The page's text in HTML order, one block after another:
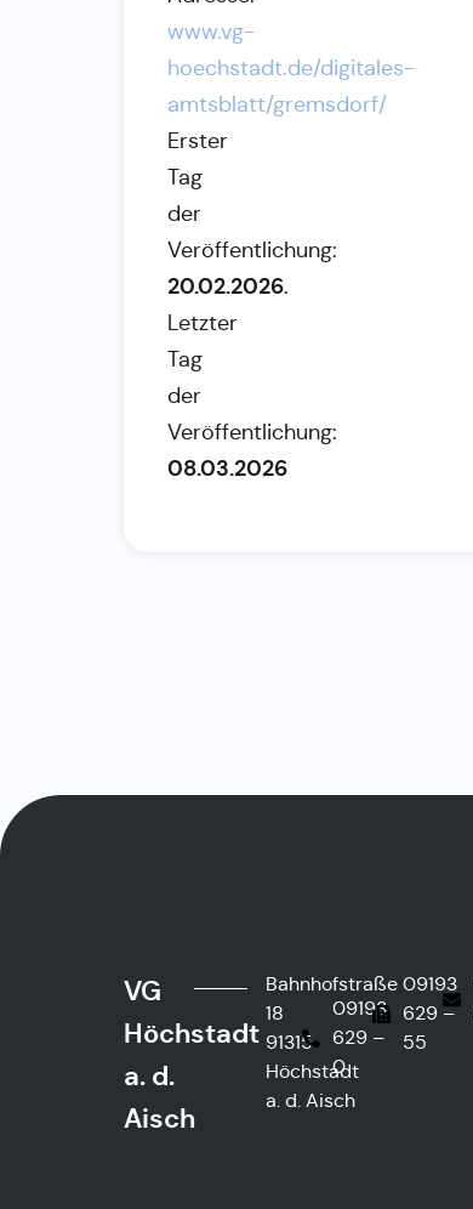
www.vg-
hoechstadt.de/digitales-
amtsblatt/gremsdorf/
Erster
Tag
der
Veröffentlichung:
20.02.2026.
Letzter
Tag
der
Veröffentlichung:
08.03.2026
VG
Höchstadt
a. d.
Aisch
Bahnhofstraße
18
91315
Höchstadt
a. d. Aisch
09193
629 –
0
09193
629 –
55